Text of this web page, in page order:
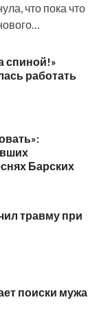
что пока что
спиной!»
работать
Барских
травму при
поиски мужа